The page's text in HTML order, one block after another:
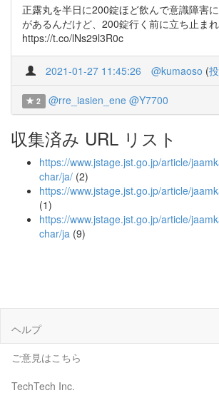
正露丸を半日に200錠ほど飲んで意識障害
があるんだけど、200錠行く前に立ち止ま
https://t.co/lNs29l3R0c
2021-01-27 11:45:26 @kumaoso (
2 @rre_iasien_ene @Y7700
収集済み URL リスト
https://www.jstage.jst.go.jp/article/
char/ja/ (2)
https://www.jstage.jst.go.jp/article/
(1)
https://www.jstage.jst.go.jp/article/
char/ja (9)
ヘルプ
ご意見はこちら
TechTech Inc.